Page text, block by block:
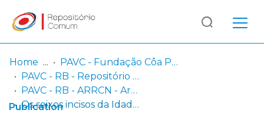
Communities
& Collections
Log
In
(current)
Home
PAVC - Fundação Côa Parque / Parque Arqueológico do Vale do Côa
PAVC - RB - Repositório Bibliográfico
PAVC - RB - ARRCN - Artigos e Resumos em Revistas Científicas Nacionais
Os seixos incisos da Idade do Ferro de São Cornélio (Sabugal, Alto Côa)
Publication